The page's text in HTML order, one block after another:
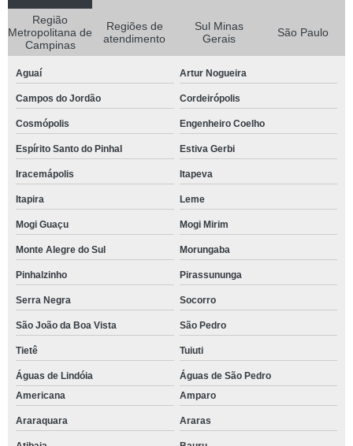
Região
Metropolitana de
Campinas
Regiões de
atendimento
Sul Minas
Gerais
São Paulo
Aguaí Artur Nogueira
Campos do Jordão Cordeirópolis
Cosmópolis Engenheiro Coelho
Espírito Santo do Pinhal Estiva Gerbi
Iracemápolis Itapeva
Itapira Leme
Mogi Guaçu Mogi Mirim
Monte Alegre do Sul Morungaba
Pinhalzinho Pirassununga
Serra Negra Socorro
São João da Boa Vista São Pedro
Tietê Tuiuti
Águas de Lindóia
Águas de São Pedro
Americana
Amparo
Araraquara Araras